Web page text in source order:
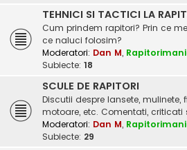
TEHNICI SI TACTICI LA
Cum prindem rapitori? Prin ce
ce naluci folosim?
Moderatori: Dan M,
Subiecte: 18
SCULE DE RAPITORI
Discutii despre lansete, mulinete,
motoare, etc. Comentati,
Moderatori: Dan M,
Subiecte: 29